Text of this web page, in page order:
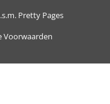
Pretty Pages
Voorwaarden